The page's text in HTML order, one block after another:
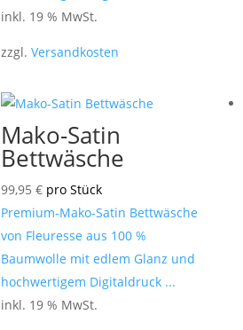
inkl. 19 % MwSt.
zzgl.Versandkosten
Mako-Satin
Bettwäsche
99,95€ pro Stück
Premium-Mako-Satin Bettwäsche
von Fleuresse aus 100 %
Baumwolle mit edlem Glanz und
hochwertigem Digitaldruck ...
inkl. 19 % MwSt.